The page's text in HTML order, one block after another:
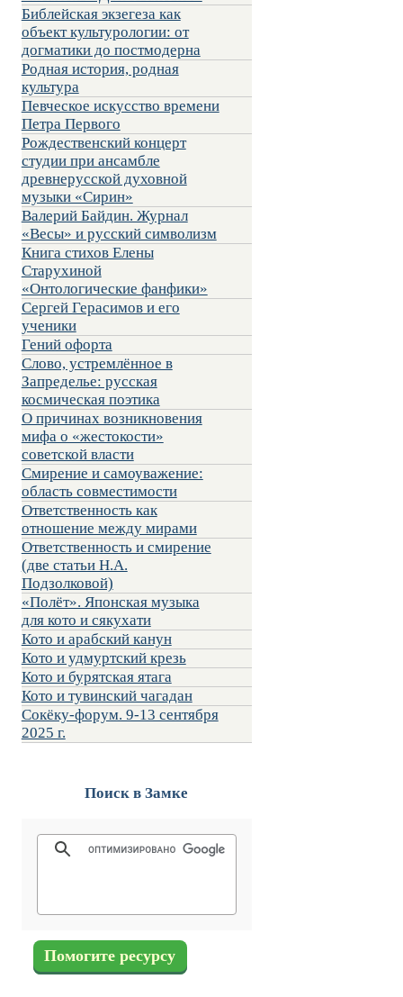
Библейская экзегеза как
объект культурологии: от
догматики до постмодерна
Родная история, родная
культура
Певческое искусство времени
Петра Первого
Рождественский концерт
студии при ансамбле
древнерусской духовной
музыки «Сирин»
Валерий Байдин. Журнал
«Весы» и русский символизм
Книга стихов Елены
Старухиной
«Онтологические фанфики»
Сергей Герасимов и его
ученики
Гений офорта
Слово, устремлённое в
Запределье: русская
космическая поэтика
О причинах возникновения
мифа о «жестокости»
советской власти
Смирение и самоуважение:
область совместимости
Ответственность как
отношение между мирами
Ответственность и смирение
(две статьи Н.А.
Подзолковой)
«Полёт». Японская музыка
для кото и сякухати
Кото и арабский канун
Кото и удмуртский крезь
Кото и бурятская ятага
Кото и тувинский чагадан
Сокёку-форум. 9-13 сентября
2025 г.
Поиск в Замке
Помогите ресурсу